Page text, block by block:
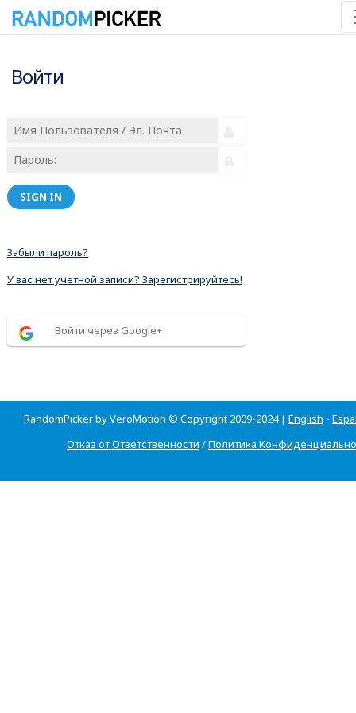
Войти
SIGN IN
Забыли пароль?
У вас нет учетной записи? Зарегистрируйтесь!
Войти через Google+
RandomPicker by VeroMotion © Copyright 2009-2024 | English -
Отказ от Ответственности /Политика